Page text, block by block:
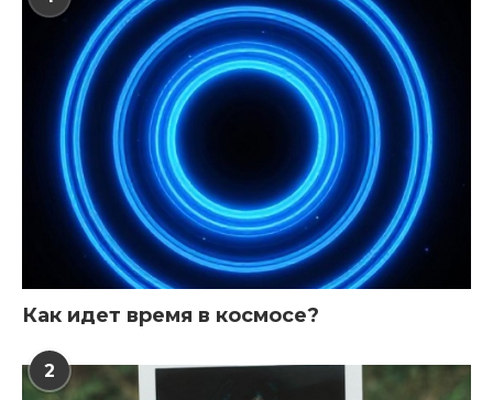
Как идет время в космосе?
2